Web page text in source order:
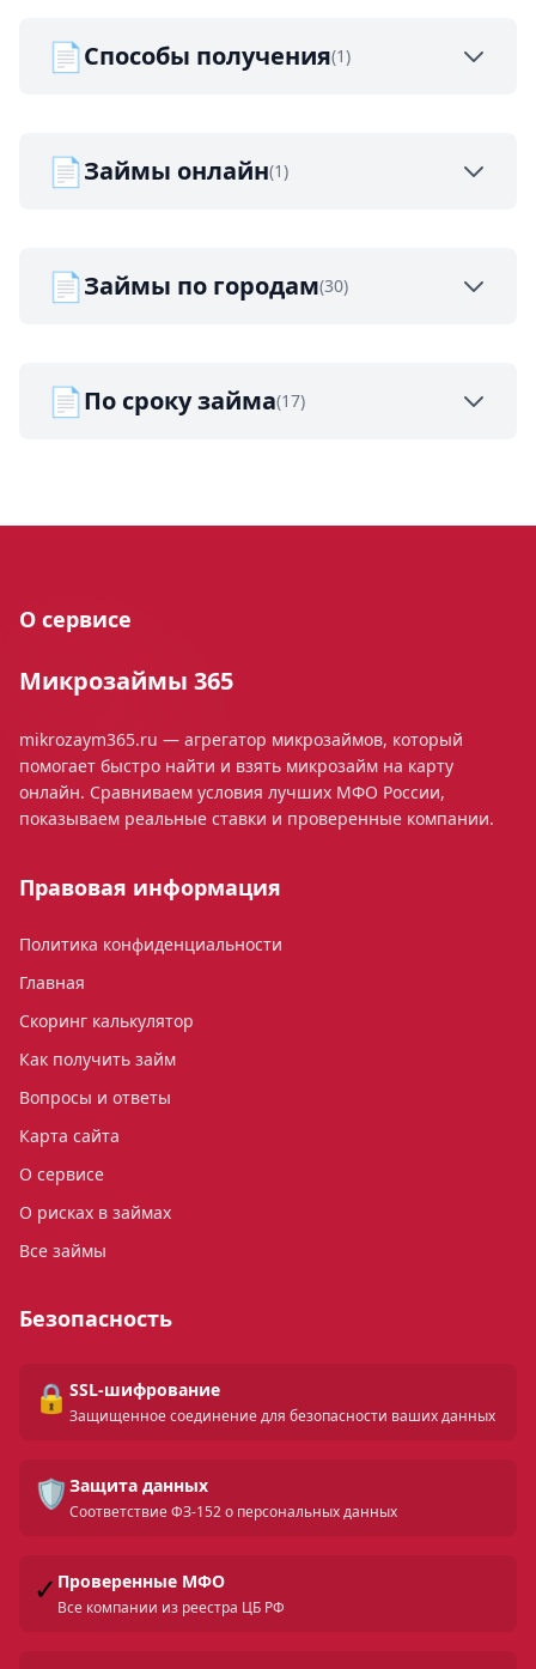
📄Способы получения(1)
📄Займы онлайн(1)
📄Займы по городам(30)
📄По сроку займа(17)
О сервисе
Микрозаймы 365
mikrozaym365.ru — агрегатор микрозаймов, который
помогает быстро найти и взять микрозайм на карту
онлайн. Сравниваем условия лучших МФО России,
показываем реальные ставки и проверенные компании.
Правовая информация
Политика конфиденциальности
Главная
Скоринг калькулятор
Как получить займ
Вопросы и ответы
Карта сайта
О сервисе
О рисках в займах
Все займы
Безопасность
🔒 SSL-шифрование
Защищенное соединение для безопасности ваших данных
🛡️ Защита данных
Соответствие ФЗ-152 о персональных данных
✓ Проверенные МФО
Все компании из реестра ЦБ РФ